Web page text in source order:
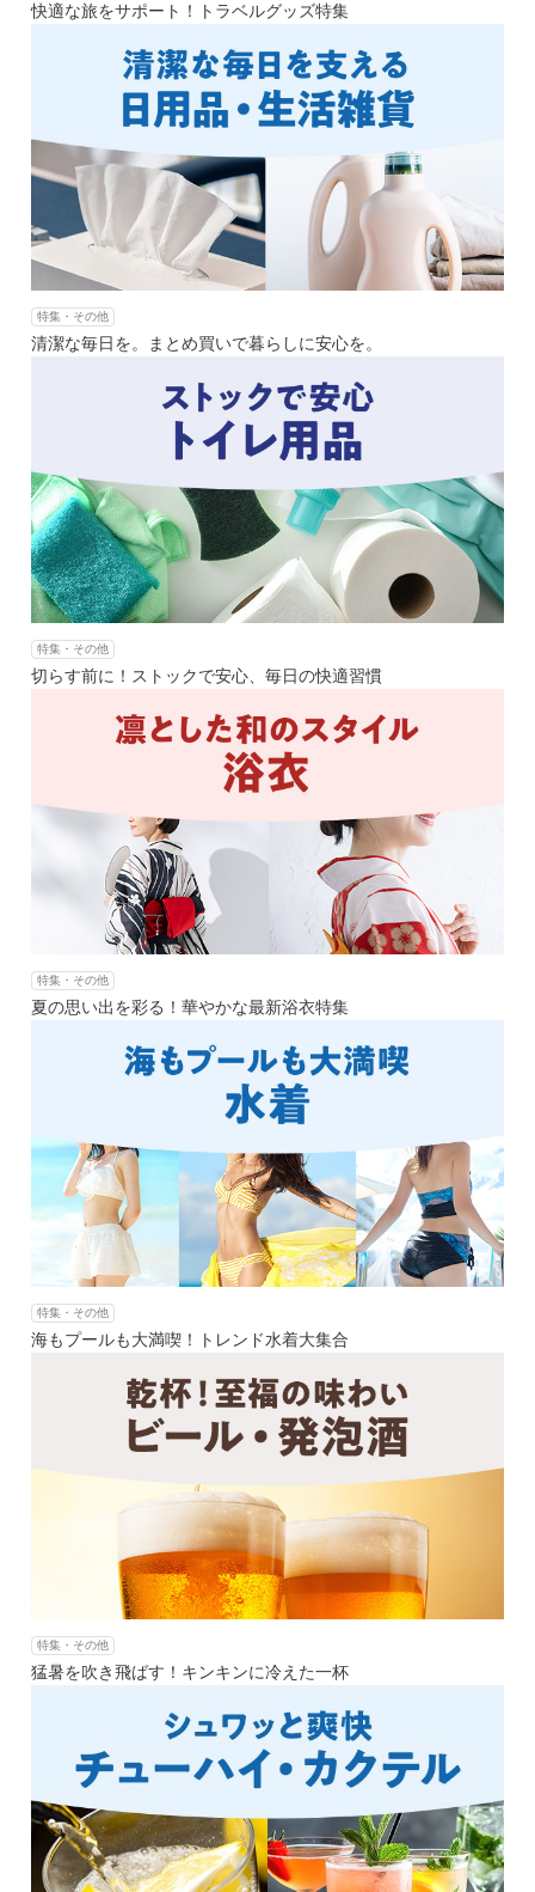
快適な旅をサポート！トラベルグッズ特集
特集・その他
清潔な毎日を。まとめ買いで暮らしに安心を。
特集・その他
切らす前に！ストックで安心、毎日の快適習慣
特集・その他
夏の思い出を彩る！華やかな最新浴衣特集
特集・その他
海もプールも大満喫！トレンド水着大集合
特集・その他
猛暑を吹き飛ばす！キンキンに冷えた一杯